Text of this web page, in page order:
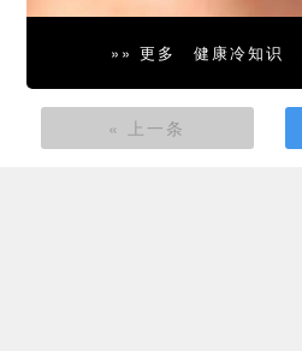
»» 更多 健康冷知识
« 上一条